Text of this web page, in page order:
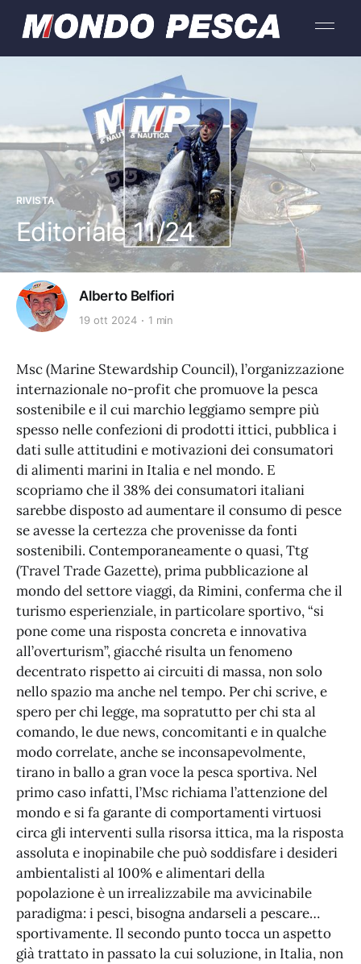
RIVISTA
Editoriale 11/24
Alberto Belfiori
19 ott 2024 1 min
Msc (Marine Stewardship Council), l’organizzazione
internazionale no-profit che promuove la pesca
sostenibile e il cui marchio leggiamo sempre più
spesso nelle confezioni di prodotti ittici, pubblica i
dati sulle attitudini e motivazioni dei consumatori
di alimenti marini in Italia e nel mondo. E
scopriamo che il 38% dei consumatori italiani
sarebbe disposto ad aumentare il consumo di pesce
se avesse la certezza che provenisse da fonti
sostenibili. Contemporaneamente o quasi, Ttg
(Travel Trade Gazette), prima pubblicazione al
mondo del settore viaggi, da Rimini, conferma che il
turismo esperienziale, in particolare sportivo, “si
pone come una risposta concreta e innovativa
all’overturism”, giacché risulta un fenomeno
decentrato rispetto ai circuiti di massa, non solo
nello spazio ma anche nel tempo. Per chi scrive, e
spero per chi legge, ma sopratutto per chi sta al
comando, le due news, concomitanti e in qualche
modo correlate, anche se inconsapevolmente,
tirano in ballo a gran voce la pesca sportiva. Nel
primo caso infatti, l’Msc richiama l’attenzione del
mondo e si fa garante di comportamenti virtuosi
circa gli interventi sulla risorsa ittica, ma la risposta
assoluta e inopinabile che può soddisfare i desideri
ambientalisti al 100% e alimentari della
popolazione è un irrealizzabile ma avvicinabile
paradigma: i pesci, bisogna andarseli a pescare…
sportivamente. Il secondo punto tocca un aspetto
già trattato in passato la cui soluzione, in Italia, non